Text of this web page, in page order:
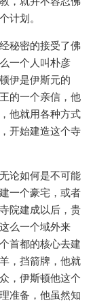
计划。
秘密的接受了佛
一个人叫朴彦
伊是伊斯元的
的一个亲信，他
他就用各种方式
开始建造这个寺
论如何是不可能
一个豪宅，或者
院建成以后，贵
么一个域外来
首都的核心去建
，挡箭牌，他就
，伊斯顿他这个
准备，他虽然知